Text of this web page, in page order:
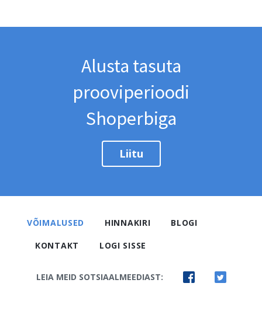
Alusta tasuta
prooviperioodi
Shoperbiga
Liitu
VÕIMALUSED HINNAKIRI BLOGI
KONTAKT LOGI SISSE
LEIA MEID SOTSIAALMEEDIAST: